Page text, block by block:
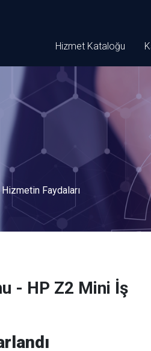
Hizmet Kataloğu
Hizmetin Faydaları
- HP Z2 Mini İş